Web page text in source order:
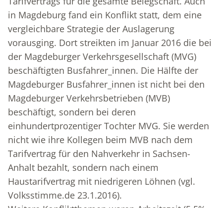
in Magdeburg fand ein Konflikt statt, dem eine
vergleichbare Strategie der Auslagerung
vorausging. Dort streikten im Januar 2016 die bei
der Magdeburger Verkehrsgesellschaft (MVG)
beschäftigten Busfahrer_innen. Die Hälfte der
Magdeburger Busfahrer_innen ist nicht bei den
Magdeburger Verkehrsbetrieben (MVB)
beschäftigt, sondern bei deren
einhundertprozentiger Tochter MVG. Sie werden
nicht wie ihre Kollegen beim MVB nach dem
Tarifvertrag für den Nahverkehr in Sachsen-
Anhalt bezahlt, sondern nach einem
Haustarifvertrag mit niedrigeren Löhnen (vgl.
Volksstimme.de 23.1.2016).